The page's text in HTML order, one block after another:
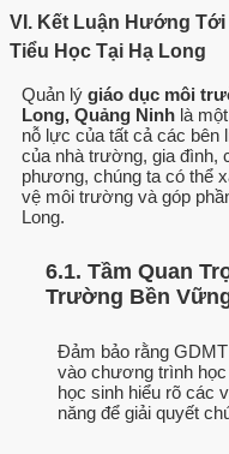
VI. Kết Luận Hướng
Tiểu Học Tại Hạ Long
Quản lý giáo dục môi
Long, Quảng Ninh là
nỗ lực của tất cả các bên
của nhà trường, gia đình,
phương, chúng ta có thể
vệ môi trường và góp
Long.
6.1. Tầm Quan
Trường Bền
Đảm bảo rằng
vào chương trình
học sinh hiểu rõ các
năng để giải quyết